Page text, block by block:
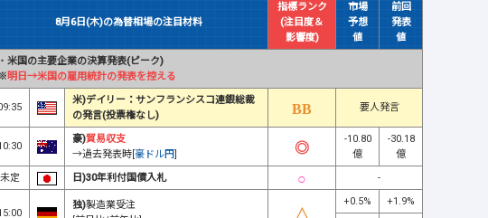
8月6日(木)の為替相場の注目材料
指標ランク
(注目度＆
影響度)
市場
予想
値
前回
発表
値
・ 米国の主要企業の決算発表(ピーク)
明日→米国の雇用統計の発表を控える
米)デイリー：サンフランシスコ連銀総裁
の発言(投票権なし)
要人発言
豪)貿易収支
→過去発表時[豪ドル円]
-10.80
億
-30.18
億
未定
日)30年利付国債入札 -
独)製造業受注
+0.5%
+1.9%